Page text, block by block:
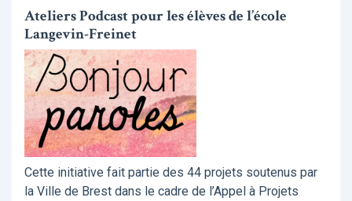
Ateliers Podcast pour les élèves de l’école
Langevin-Freinet
Cette initiative fait partie des 44 projets soutenus par
la Ville de Brest dans le cadre de l’Appel à Projets